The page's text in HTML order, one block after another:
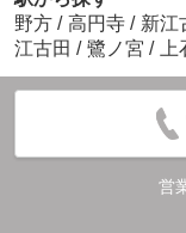
野方 / 高円寺 / 新江
江古田 / 鷺ノ宮 /
営